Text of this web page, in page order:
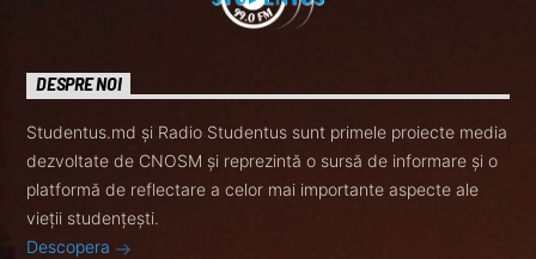
DESPRE NOI
Studentus.md și Radio Studentus sunt primele proiecte media
dezvoltate de CNOSM și reprezintă o sursă de informare și o
platformă de reflectare a celor mai importante aspecte ale
vieții studențești.
Descopera